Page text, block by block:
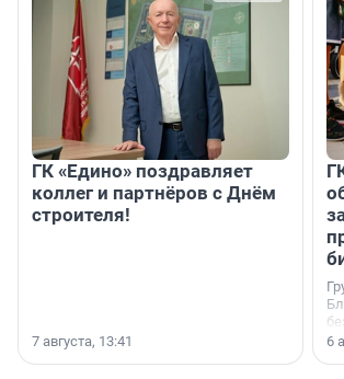
ГК «Едино» поздравляет
коллег и партнёров с Днём
строителя!
7 августа, 13:41 6